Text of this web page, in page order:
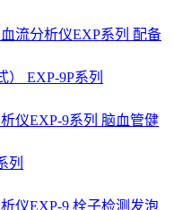
EXP-9P系列
列